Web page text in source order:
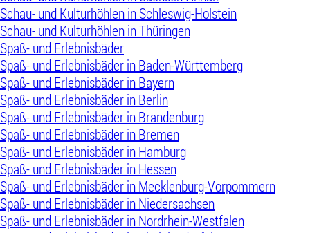
Schau- und Kulturhöhlen in Schleswig-Holstein
Schau- und Kulturhöhlen in Thüringen
Spaß- und Erlebnisbäder
Spaß- und Erlebnisbäder in Baden-Württemberg
Spaß- und Erlebnisbäder in Bayern
Spaß- und Erlebnisbäder in Berlin
Spaß- und Erlebnisbäder in Brandenburg
Spaß- und Erlebnisbäder in Bremen
Spaß- und Erlebnisbäder in Hamburg
Spaß- und Erlebnisbäder in Hessen
Spaß- und Erlebnisbäder in Mecklenburg-Vorpommern
Spaß- und Erlebnisbäder in Niedersachsen
Spaß- und Erlebnisbäder in Nordrhein-Westfalen